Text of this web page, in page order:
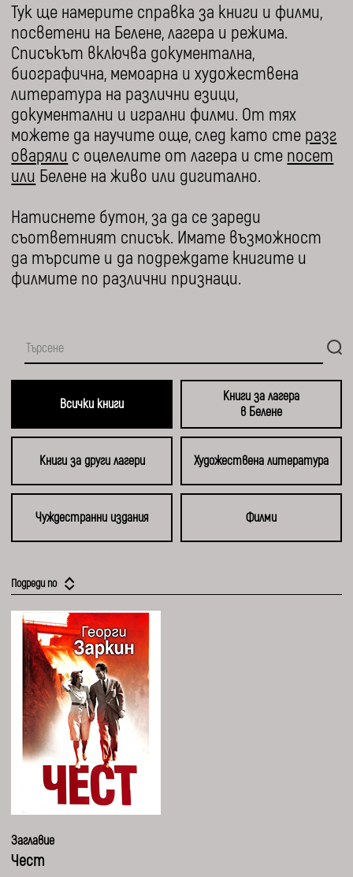
Тук ще намерите справка за книги и филми,
посветени на Белене, лагера и режима.
Списъкът включва документална,
биографична, мемоарна и художествена
литература на различни езици,
документални и игрални филми. От тях
можете да научите още, след като сте разг
оваряли с оцелелите от лагера и сте посет
или Белене на живо или дигитално.
Натиснете бутон, за да се зареди
съответният списък. Имате възможност
да търсите и да подреждате книгите и
филмите по различни признаци.
Всички книги
Книги за лагера
в Белене
Книги за други лагери Художествена литература
Чуждестранни издания Филми
Подреди по
Заглавие
Чест